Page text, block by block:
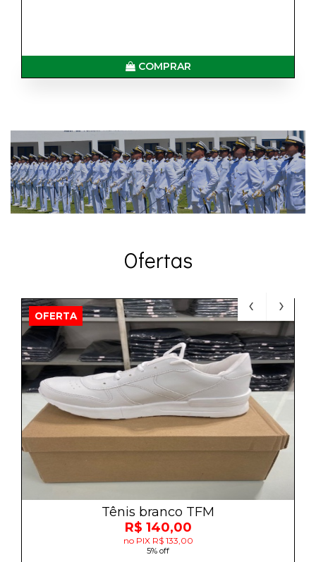
COMPRAR
Ofertas
OFERTA
Tênis branco TFM
R$ 140,00
no PIX R$ 133,00
5% off